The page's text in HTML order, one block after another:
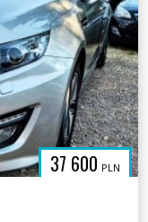
37 600 PLN